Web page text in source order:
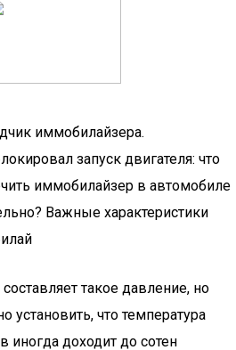
иммобилайзера.
запуск двигателя: что
иммобилайзер в автомобиле
Важные характеристики
такое давление, но
что температура
иногда доходит до сотен